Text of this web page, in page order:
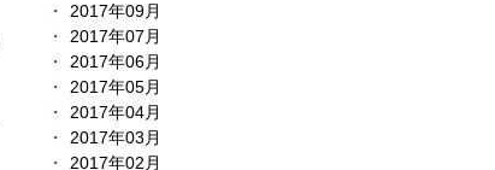
2017年09月
2017年07月
2017年06月
2017年05月
2017年04月
2017年03月
2017年02月